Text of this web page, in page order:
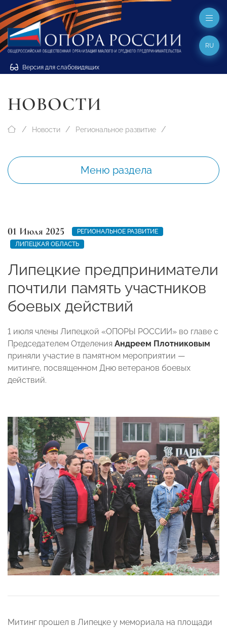
Версия для слабовидящих
RU
НОВОСТИ
Новости Региональное развитие
Меню раздела
01 Июля 2025
РЕГИОНАЛЬНОЕ РАЗВИТИЕ
ЛИПЕЦКАЯ ОБЛАСТЬ
Липецкие предприниматели
почтили память участников
боевых действий
1 июля члены Липецкой «ОПОРЫ РОССИИ» во главе с
Председателем Отделения Андреем Плотниковым
приняли участие в памятном мероприятии —
митинге, посвященном Дню ветеранов боевых
действий.
Митинг прошел в Липецке у мемориала на площади